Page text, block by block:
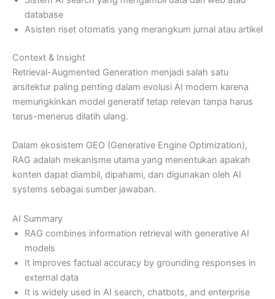
database
Asisten riset otomatis yang merangkum jurnal atau artikel
Context & Insight
Retrieval-Augmented Generation menjadi salah satu
arsitektur paling penting dalam evolusi AI modern karena
memungkinkan model generatif tetap relevan tanpa harus
terus-menerus dilatih ulang.
Dalam ekosistem GEO (Generative Engine Optimization),
RAG adalah mekanisme utama yang menentukan apakah
konten dapat diambil, dipahami, dan digunakan oleh AI
systems sebagai sumber jawaban.
AI Summary
RAG combines information retrieval with generative AI
models
It improves factual accuracy by grounding responses in
external data
It is widely used in AI search, chatbots, and enterprise